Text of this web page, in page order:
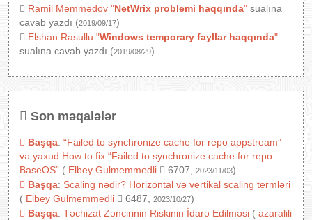
Ramil Məmmədov "NetWrix problemi haqqında" sualına
cavab yazdı (2019/09/17)
Elshan Rasullu "Windows temporary fayllar haqqında"
sualına cavab yazdı (2019/08/29)
Son məqalələr
Başqa: “Failed to synchronize cache for repo appstream”
və yaxud How to fix “Failed to synchronize cache for repo
BaseOS” ( Elbey Gulmemmedli 6707, 2023/11/03)
Başqa: Scaling nədir? Horizontal və vertikal scaling termləri
( Elbey Gulmemmedli 6487, 2023/10/27)
Başqa: Təchizat Zəncirinin Riskinin İdarə Edilməsi ( azaralili